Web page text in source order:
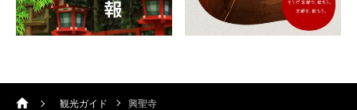
観光ガイド 興聖寺